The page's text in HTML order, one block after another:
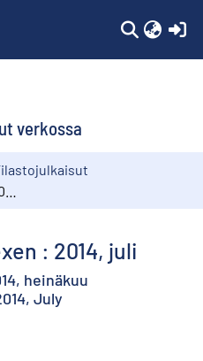
verkossa
: 2014, juli
heinäkuu
July